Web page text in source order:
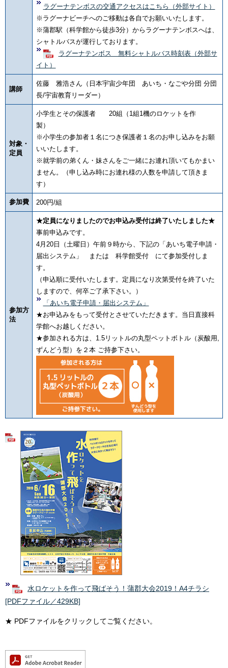
ラグーナテンボスの交通アクセスはこちら（外部サイト）
※ラグーナビーチへのご移動は各自でお願いいたします。
※蒲郡駅（科学館から徒歩3分）からラグーナテンボスへは、
シャトルバスが運行しております。
ラグーナテンボス 無料シャトルバス時刻表（外部サ
イト）
講師
佐藤 雅浩さん（日本宇宙少年団 あいち・なごや分団 分団
長/宇宙教育リーダー）
対象・
定員
小学生とその保護者 20組（1組1機のロケットを作
製）
※小学生の参加者１名につき保護者１名のお申し込みをお願
いいたします。
※就学前の弟くん・妹さんをご一緒にお連れ頂いてもかまい
ません。（申し込み時にお連れ様の人数を申請して頂きま
す）
参加費 200円/組
参加方
法
★定員になりましたのでお申込み受付は終了いたしました★
事前申込みです。
4月20日（土曜日）午前９時から、下記の「あいち電子申請・
届出システム」 または 科学館受付 にて参加受付しま
す。
（申込順に受付いたします。定員になり次第受付を終了いた
しますので、何卒ご了承下さい。）
「あいち電子申請・届出システム」
★お申込みをもって受付とさせていただきます。当日直接科
学館へお越しください。
★参加される方は、1.5リットルの丸型ペットボトル（炭酸用,
ずんどう型）を２本 ご持参下さい。
水ロケットを作って飛ばそう！蒲郡大会2019！A4チラシ
[PDFファイル／429KB]
★ PDFファイルをクリックしてご覧ください。